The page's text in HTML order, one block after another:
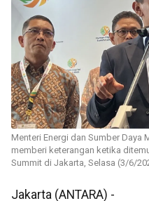
Menteri Energi dan Sumber Daya
memberi keterangan ketika
Summit di Jakarta, Selasa (3/6/
Jakarta (ANTARA) -